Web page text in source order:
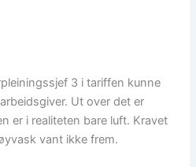
3 i tariffen kunne
Ut over det er
er i realiteten bare luft. Kravet
vant ikke frem.